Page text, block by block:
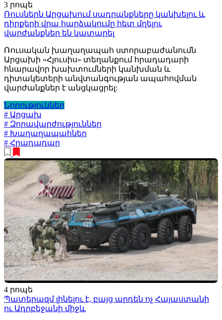
3 րոպե
Ռուսներն Արցախում սադրանքները կանխելու և
դիրքերի վրա հարձակումը հետ մղելու
վարժանքներ են կատարել
Ռուսական խաղաղապահ ստորաբաժանումն
Արցախի «Հյուսիս» տեղանքում հրադադարի
հնարավոր խախտումների կանխման և
դիտակետերի անվտանգության ապահովման
վարժանքներ է անցկացրել:
Նորություններ
# Արցախ
# Զորավարժություններ
# Խաղաղապահներ
# Հրադադար
4 րոպե
Պատերազմ լինելու է, բայց արդեն ոչ Հայաստանի
ու Ադրբեջանի միջև